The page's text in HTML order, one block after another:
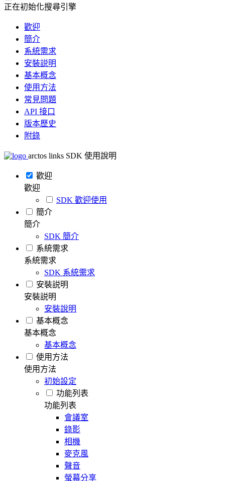
正在初始化搜尋引擎
歡迎
簡介
系統需求
安裝説明
基本概念
使用方法
常見問題
API 接口
版本歷史
附錄
arctos links SDK 使用說明
歡迎
歡迎
SDK 歡迎使用
簡介
簡介
SDK 簡介
系統需求
系統需求
SDK 系統需求
安裝説明
安裝説明
安裝說明
基本概念
基本概念
基本概念
使用方法
使用方法
初始設定
功能列表
功能列表
會議室
錄影
相機
麥克風
聲音
螢幕分享